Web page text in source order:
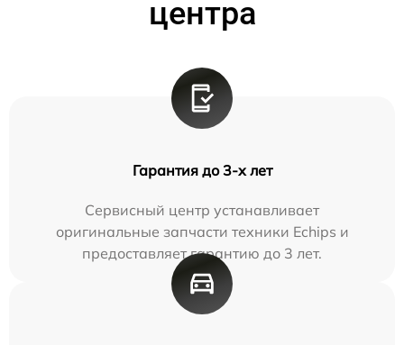
центра
Гарантия до 3-х лет
Сервисный центр устанавливает
оригинальные запчасти техники Echips и
предоставляет гарантию до 3 лет.